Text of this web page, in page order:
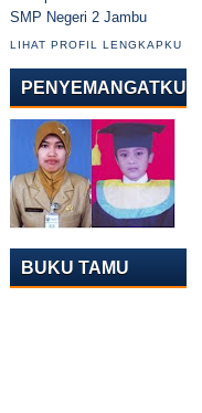
SMP Negeri 2 Jambu
LIHAT PROFIL LENGKAPKU
PENYEMANGATKU
BUKU TAMU